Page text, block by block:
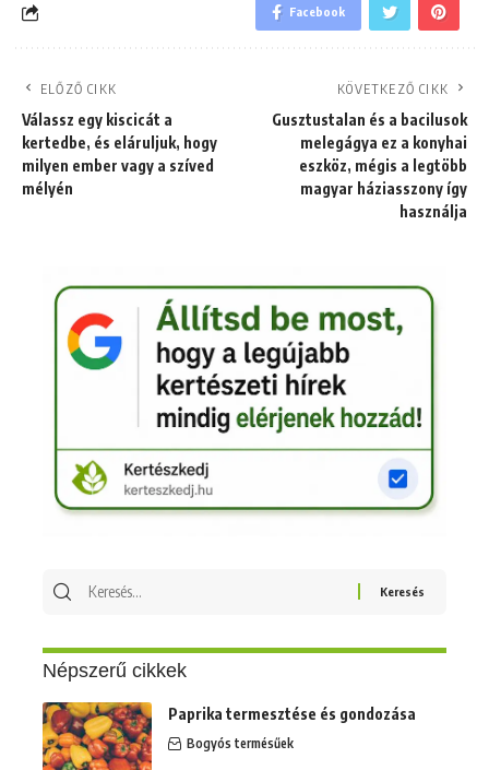
Facebook
ELŐZŐ CIKK
Válassz egy kiscicát a
kertedbe, és eláruljuk, hogy
milyen ember vagy a szíved
mélyén
KÖVETKEZŐ CIKK
Gusztustalan és a bacilusok
melegágya ez a konyhai
eszköz, mégis a legtöbb
magyar háziasszony így
használja
Keresés
Népszerű cikkek
Paprika termesztése és gondozása
Bogyós termésűek